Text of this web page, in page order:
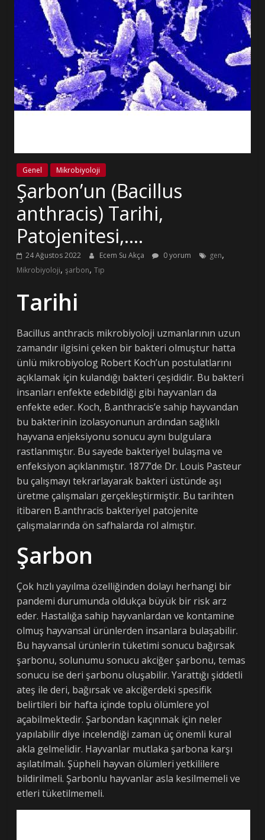
Genel Mikrobiyoloji
Şarbon’un (Bacillus
anthracis) Tarihi,
Patojenitesi,….
24 Ağustos 2022 Ecem Su Akça 0 yorum gen,
Mikrobiyoloji,şarbon,Tıp
Tarihi
Bacillus anthracis mikrobiyoloji uzmanlarının uzun
zamandır ilgisini çeken bir bakteri olmuştur hatta
ünlü mikrobiyolog Robert Koch’un postulatlarını
açıklamak için kulandığı bakteri çeşididir. Bu bakteri
insanları enfekte edebildiği gibi hayvanları da
enfekte eder. Koch, B.anthracis’e sahip hayvandan
bu bakterinin izolasyonunun ardından sağlıklı
hayvana enjeksiyonu sonucu aynı bulgulara
rastlanmıştır. Bu sayede bakteriyel bulaşma ve
enfeksiyon açıklanmıştır. 1877’de Dr. Louis Pasteur
bu çalışmayı tekrarlayarak bakteri üstünde aşı
üretme çalışmaları gerçekleştirmiştir. Bu tarihten
itibaren B.anthracis bakteriyel patojenite
çalışmalarında ön safhalarda rol almıştır.
Şarbon
Çok hızlı yayılma özelliğinden dolayı herhangi bir
pandemi durumunda oldukça büyük bir risk arz
eder. Hastalığa sahip hayvanlardan ve kontamine
olmuş hayvansal ürünlerden insanlara bulaşabilir.
Bu hayvansal ürünlerin tüketimi sonucu bağırsak
şarbonu, solunumu sonucu akciğer şarbonu, temas
sonucu ise deri şarbonu oluşabilir. Yarattığı şiddetli
ateş ile deri, bağırsak ve akciğerdeki spesifik
belirtileri bir hafta içinde toplu ölümlere yol
açabilmektedir. Şarbondan kaçınmak için neler
yapılabilir diye incelendiği zaman üç önemli kural
akla gelmelidir. Hayvanlar mutlaka şarbona karşı
aşılatılmalı. Şüpheli hayvan ölümleri yetkililere
bildirilmeli. Şarbonlu hayvanlar asla kesilmemeli ve
etleri tüketilmemeli.